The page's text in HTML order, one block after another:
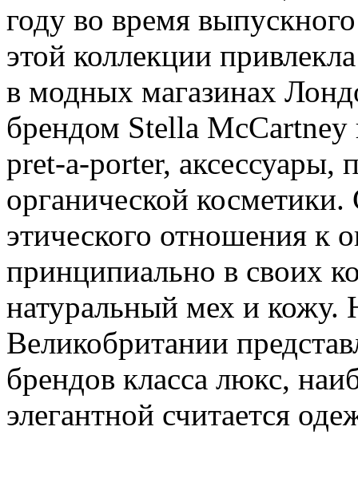
году во время
этой коллекции
в модных магазинах
брендом Stella McCartney
pret-a-porter,
органической косметики.
этического отношения к
принципиально в своих
натуральный мех и кожу.
Великобритании
брендов класса люкс,
элегантной считается